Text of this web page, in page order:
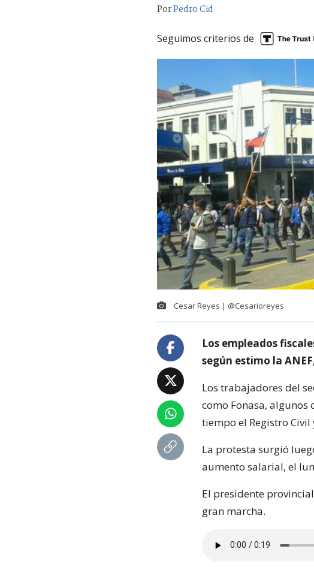
PorPedro Cid
Seguimos criterios de
Cesar Reyes | @Cesarioreyes
Los empleados
según estimo la
Los trabajadores del
como Fonasa, algunos
tiempo el Registro
La protesta surgió
aumento salarial, el
El presidente
gran marcha.